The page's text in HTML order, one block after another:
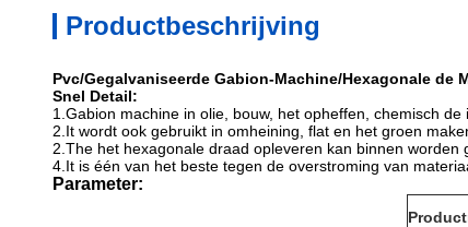
Productbeschrijving
Pvc/Gegalvaniseerde Gabion-Machine/Hexagonale de
Snel Detail:
1.Gabion machine in olie, bouw, het opheffen, chemisch
2.It wordt ook gebruikt in omheining, flat en het groen
2.The het hexagonale draad opleveren kan binnen worden
4.It is één van het beste tegen de overstroming van
Parameter: